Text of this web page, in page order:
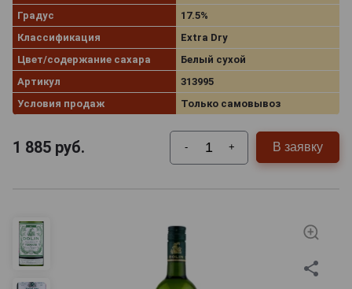
Градус
17.5%
Классификация
Extra Dry
Цвет/содержание сахара
Белый сухой
Артикул
313995
Условия продаж
Только самовывоз
1 885 руб. - + В заявку